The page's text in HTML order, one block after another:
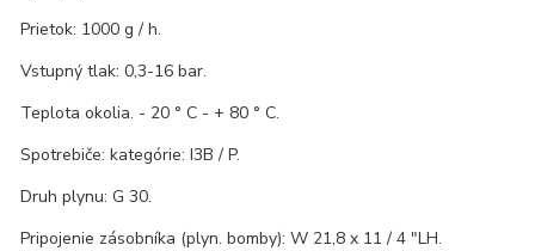
Prietok: 1000 g / h.
Vstupný tlak: 0,3-16 bar.
Teplota okolia. - 20 ° C - + 80 ° C.
Spotrebiče: kategórie: I3B / P.
Druh plynu: G 30.
Pripojenie zásobníka (plyn. bomby): W 21,8 x 11 / 4 "LH.